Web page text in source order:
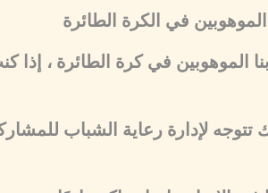
في الكرة الطائرة
الموهوبين في كرة الطائرة ،
تتوجه لإدارة رعاية الشباب